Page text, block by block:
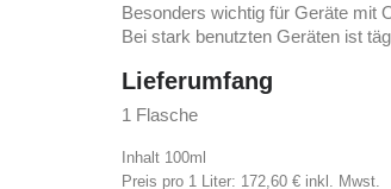
Besonders wichtig für Geräte mit
Bei stark benutzten Geräten ist
Lieferumfang
1 Flasche
Inhalt 100ml
Preis pro 1 Liter: 172,60 € inkl. Mwst.